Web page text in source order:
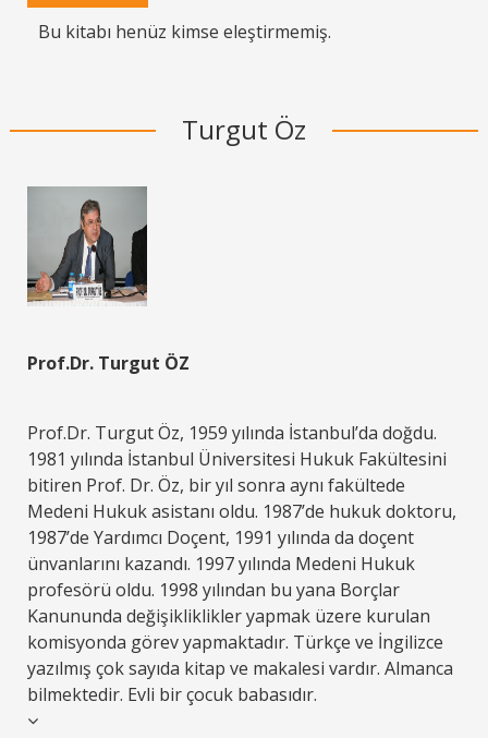
Bu kitabı henüz kimse eleştirmemiş.
Turgut Öz
Prof.Dr. Turgut ÖZ
Prof.Dr. Turgut Öz, 1959 yılında İstanbul’da doğdu.
1981 yılında İstanbul Üniversitesi Hukuk Fakültesini
bitiren Prof. Dr. Öz, bir yıl sonra aynı fakültede
Medeni Hukuk asistanı oldu. 1987’de hukuk doktoru,
1987’de Yardımcı Doçent, 1991 yılında da doçent
ünvanlarını kazandı. 1997 yılında Medeni Hukuk
profesörü oldu. 1998 yılından bu yana Borçlar
Kanununda değişikliklikler yapmak üzere kurulan
komisyonda görev yapmaktadır. Türkçe ve İngilizce
yazılmış çok sayıda kitap ve makalesi vardır. Almanca
bilmektedir. Evli bir çocuk babasıdır.